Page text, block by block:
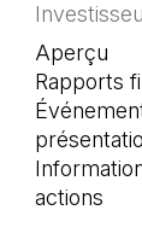
Aperçu
Rapports
actions